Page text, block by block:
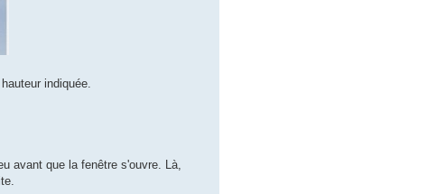
indiquée.
avant que la fenêtre s'ouvre. Là,